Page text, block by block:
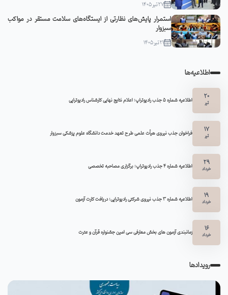
27 تیر 1405
استمرار پایش‌های نظارتی از ایستگاه‌های سلامت مستقر در مواکب
سبزوار
21 تیر 1405
اطلاعیه‌ها
20
تیر اطلاعیه شماره 5 جذب رادیوتراپ: اعلام نتایج نهایی کارشناس رادیوتراپی
17
تیر فراخوان جذب نیروی هیأت علمی طرح تعهد خدمت دانشگاه علوم پزشکی سبزوار
29
خرداد اطلاعیه شماره ۴ جذب رادیوتراپ: برگزاری مصاحبه تخصصی
19
خرداد اطلاعیه شماره 3 جذب نیروی شرکتی رادیوتراپی: دریافت کارت آزمون
16
خرداد زمانبندی آزمون های بخش معارفی سی امین جشنواره قرآن و عترت
رویدادها